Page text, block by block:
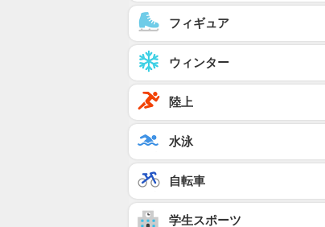
フィギュア
ウィンター
陸上
水泳
自転車
学生スポーツ